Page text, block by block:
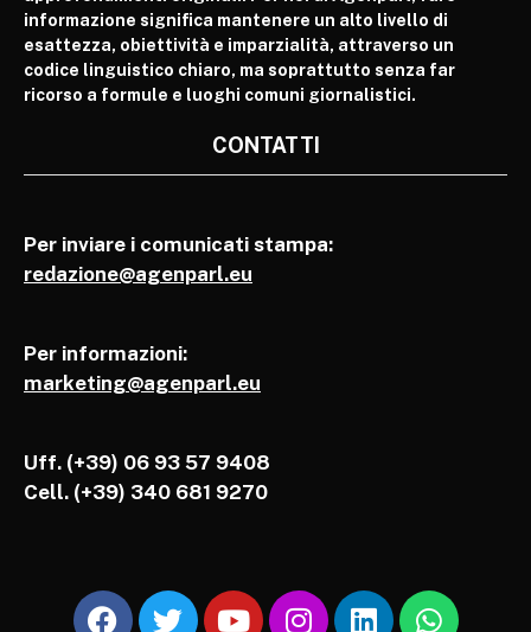
informazione significa mantenere un alto livello di
esattezza, obiettività e imparzialità, attraverso un
codice linguistico chiaro, ma soprattutto senza far
ricorso a formule e luoghi comuni giornalistici.
CONTATTI
Per inviare i comunicati stampa:
redazione@agenparl.eu
Per informazioni:
marketing@agenparl.eu
Uff. (+39) 06 93 57 9408
Cell. (+39) 340 681 9270